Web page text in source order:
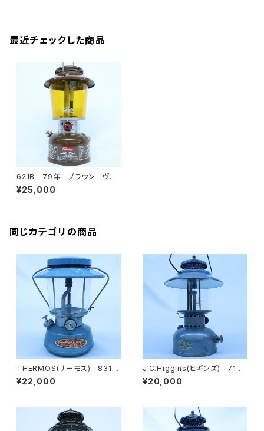
最近チェックした商品
621B 79年 ブラウン ヴィ
ンテージランタン Coleman
(コールマン) ランプ
¥25,000
同じカテゴリの商品
THERMOS(サーモス) 8312
ブルー ヴィンテージランタン
¥22,000
J.C.Higgins(ヒギンズ) 710
74011 状態悪い ブルーグリ
ーン ヴィンテージランタン
¥20,000